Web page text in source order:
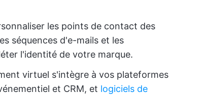
les points de contact des
séquences d'e-mails et les
l'identité de votre marque.
virtuel s'intègre à vos plateformes
et CRM, et logiciels de